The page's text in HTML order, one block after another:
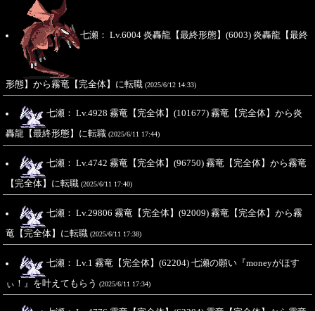
七瀬： Lv.6004 炎轟龍【最終形態】(6003) 炎轟龍【最終
形態】から霧竜【完全体】に転職 (2025/6/12 14:33)
七瀬： Lv.4928 霧竜【完全体】(101677) 霧竜【完全体】から炎
轟龍【最終形態】に転職 (2025/6/11 17:44)
七瀬： Lv.4742 霧竜【完全体】(96750) 霧竜【完全体】から霧竜
【完全体】に転職 (2025/6/11 17:40)
七瀬： Lv.29806 霧竜【完全体】(92009) 霧竜【完全体】から霧
竜【完全体】に転職 (2025/6/11 17:38)
七瀬： Lv.1 霧竜【完全体】(62204) 七瀬の願い『moneyがほす
ぃ！』を叶えてもらう (2025/6/11 17:34)